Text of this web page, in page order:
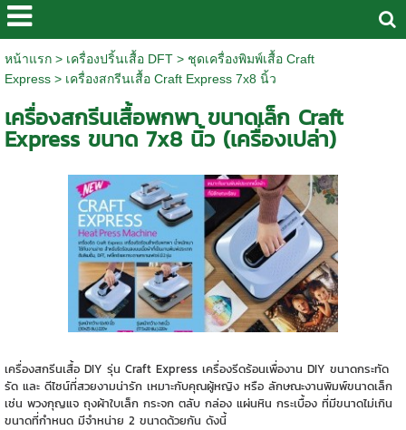
หน้าแรก> เครื่องปริ้นเสื้อ DFT> ชุดเครื่องพิมพ์เสื้อ Craft
Express> เครื่องสกรีนเสื้อ Craft Express 7x8 นิ้ว
เครื่องสกรีนเสื้อพกพา ขนาดเล็ก Craft
Express ขนาด 7x8 นิ้ว (เครื่องเปล่า)
เครื่องสกรีนเสื้อ DIY รุ่น Craft Express เครื่องรีดร้อนเพื่องาน DIY ขนาดกระทัด
รัด และ ดีไซน์ที่สวยงามน่ารัก เหมาะกับคุณผู้หญิง หรือ ลักษณะงานพิมพ์ขนาดเล็ก
เช่น พวงกุญแจ ถุงผ้าใบเล็ก กระจก ตลับ กล่อง แผ่นหิน กระเบื้อง ที่มีขนาดไม่เกิน
ขนาดที่กำหนด มีจำหน่าย 2 ขนาดด้วยกัน ดังนี้